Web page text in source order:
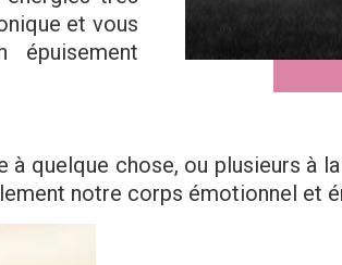
et vous
épuisement
à quelque chose, ou plusieurs à
notre corps émotionnel et